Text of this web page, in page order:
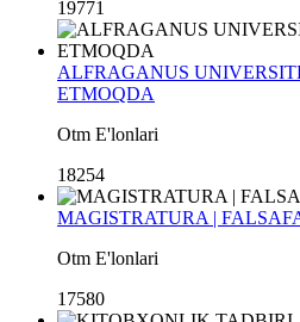
19771
ALFRAGANUS
ETMOQDA
Otm E'lonlari
18254
MAGISTRATURA |
Otm E'lonlari
17580